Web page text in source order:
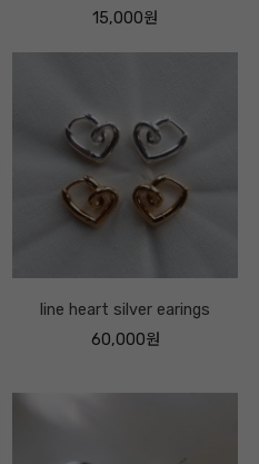
15,000원
line heart silver earings
60,000원